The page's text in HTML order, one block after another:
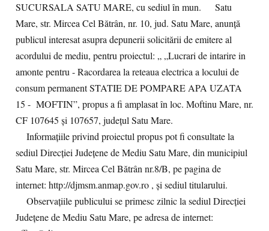
SUCURSALA SATU MARE, cu sediul în mun. Satu
Mare, str. Mircea Cel Bătrân, nr. 10, jud. Satu Mare, anunță
publicul interesat asupra depunerii solicitării de emitere al
acordului de mediu, pentru proiectul: „ „Lucrari de intarire in
amonte pentru - Racordarea la reteaua electrica a locului de
consum permanent STATIE DE POMPARE APA UZATA
15 - MOFTIN”, propus a fi amplasat în loc. Moftinu Mare, nr.
CF 107645 și 107657, județul Satu Mare.
Informațiile privind proiectul propus pot fi consultate la
sediul Direcției Județene de Mediu Satu Mare, din municipiul
Satu Mare, str. Mircea Cel Bătrân nr.8/B, pe pagina de
internet: http://djmsm.anmap.gov.ro , și sediul titularului.
Observațiile publicului se primesc zilnic la sediul Direcției
Județene de Mediu Satu Mare, pe adresa de internet: